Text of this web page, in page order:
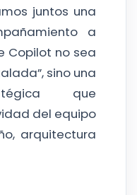
juntos una
a
Copilot no sea
sino una
que
del equipo
arquitectura